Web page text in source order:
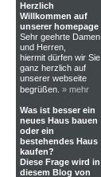
Herzlich
Willkommen auf
unserer homepage
Sehr geehrte Damen
und Herren,
hiermit dürfen wir Sie
ganz herzlich auf
unserer webseite
begrüßen. » mehr
Was ist besser ein
neues Haus bauen
oder ein
bestehendes Haus
kaufen?
Diese Frage wird in
diesem Blog von